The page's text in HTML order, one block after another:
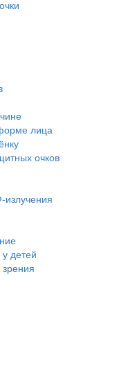
лица
очков
излучения
детей